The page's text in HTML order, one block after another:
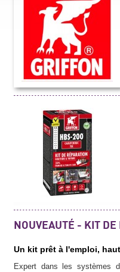
NOUVEAUTÉ - KIT
Un kit prêt à l'emploi,
Expert dans les systèmes